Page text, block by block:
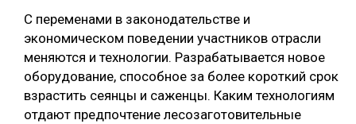
С переменами в законодательстве и
экономическом поведении участников отрасли
меняются и технологии. Разрабатывается новое
оборудование, способное за более короткий срок
взрастить сеянцы и саженцы. Каким технологиям
отдают предпочтение лесозаготовительные